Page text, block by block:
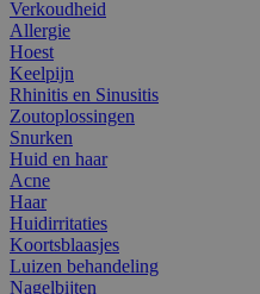
Verkoudheid
Allergie
Hoest
Keelpijn
Rhinitis en Sinusitis
Zoutoplossingen
Snurken
Huid en haar
Acne
Haar
Huidirritaties
Koortsblaasjes
Luizen behandeling
Nagelbijten